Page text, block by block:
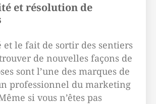
et résolution de
et le fait de sortir des sentiers
de nouvelles façons de
sont l’une des marques de
professionnel du marketing
si vous n’êtes pas